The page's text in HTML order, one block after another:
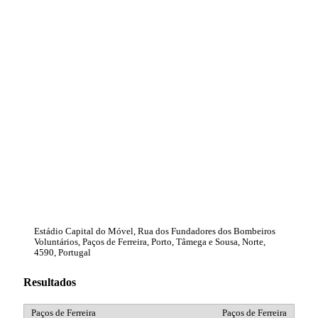
Estádio Capital do Móvel, Rua dos Fundadores dos Bombeiros
Voluntários, Paços de Ferreira, Porto, Tâmega e Sousa, Norte,
4590, Portugal
Resultados
Paços de Ferreira